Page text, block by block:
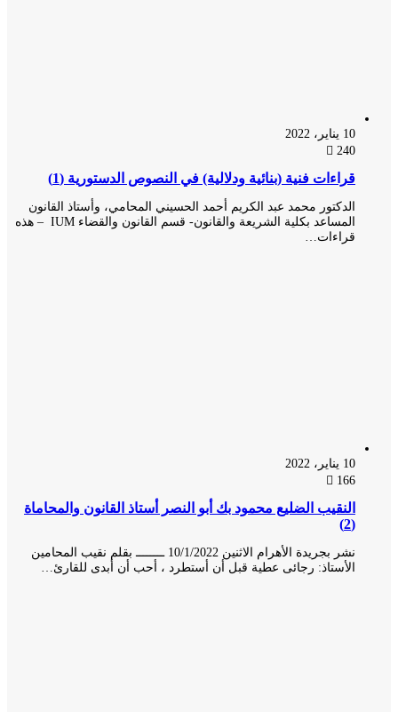
قراءات فنية (بنائية ودلالية) في النصوص الدستورية (1)
الدكتور محمد عبد الكريم أحمد الحسيني المحامي، وأستاذ القانون
المساعد بكلية الشريعة والقانون- قسم القانون والقضاء IUM – هذه
قراءات…
النقيب الضليع محمود بك أبو النصر أستاذ القانون والمحاماة
نشر بجريدة الأهرام الاثنين 10/1/2022 ــــــــ بقلم نقيب المحامين
الأستاذ: رجائى عطية قبل أن أستطرد ، أحب أن أبدى للقارئ…